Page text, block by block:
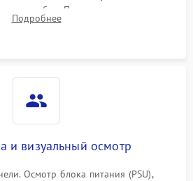
ошибок. Подключение тестовых
для выявления симптомов поломки.
Подробнее
и визуальный осмотр
Осмотр блока питания (PSU),